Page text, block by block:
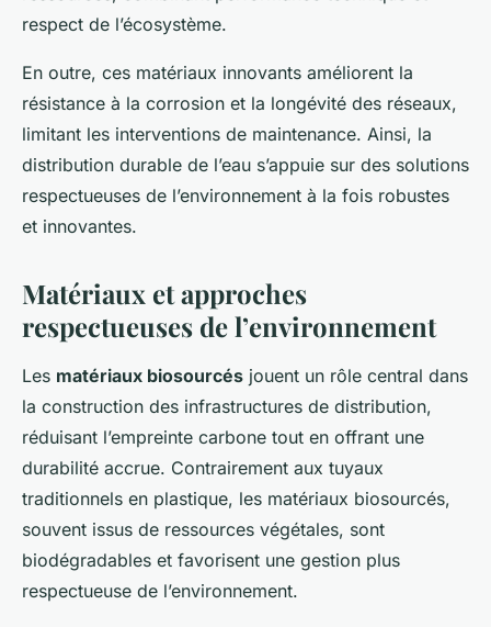
respect de l’écosystème.
En outre, ces matériaux innovants améliorent la
résistance à la corrosion et la longévité des réseaux,
limitant les interventions de maintenance. Ainsi, la
distribution durable de l’eau s’appuie sur des solutions
respectueuses de l’environnement à la fois robustes
et innovantes.
Matériaux et approches
respectueuses de l’environnement
Les matériaux biosourcés jouent un rôle central dans
la construction des infrastructures de distribution,
réduisant l’empreinte carbone tout en offrant une
durabilité accrue. Contrairement aux tuyaux
traditionnels en plastique, les matériaux biosourcés,
souvent issus de ressources végétales, sont
biodégradables et favorisent une gestion plus
respectueuse de l’environnement.